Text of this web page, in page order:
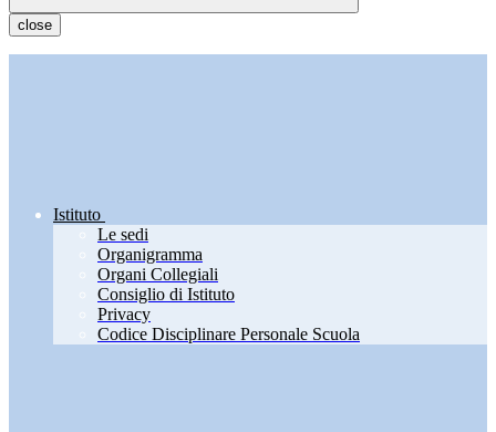
close
Istituto
Le sedi
Organigramma
Organi Collegiali
Consiglio di Istituto
Privacy
Codice Disciplinare Personale Scuola